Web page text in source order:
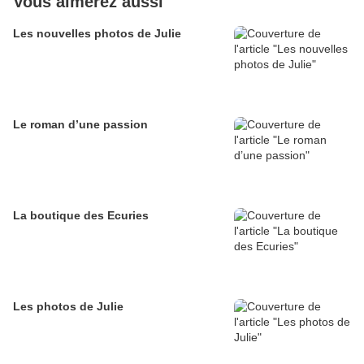
Les nouvelles photos de Julie
Le roman d’une passion
La boutique des Ecuries
Les photos de Julie